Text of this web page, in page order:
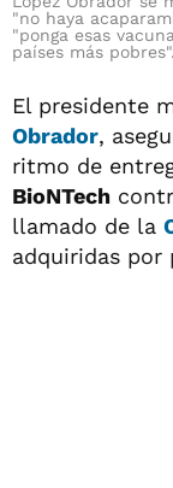
"no haya
"ponga esas
países más pobres".
El presidente
Obrador,
ritmo de
BioNTech
llamado de la
adquiridas por